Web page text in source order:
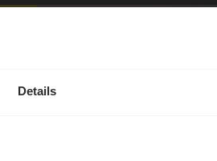
Details